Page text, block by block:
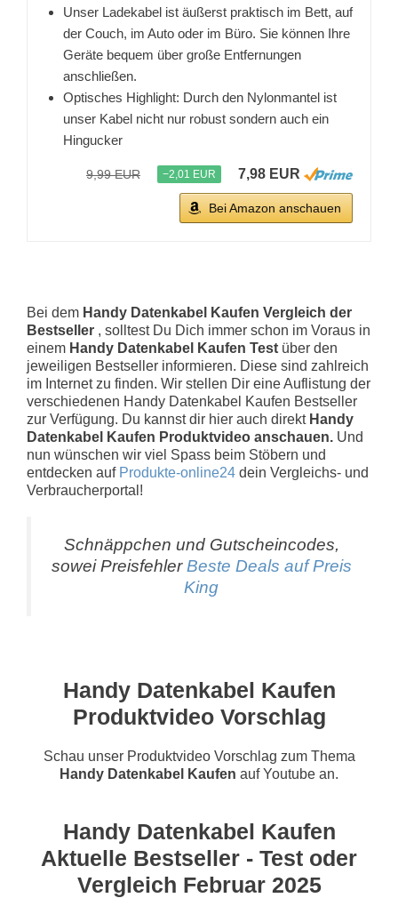
Unser Ladekabel ist äußerst praktisch im Bett, auf
der Couch, im Auto oder im Büro. Sie können Ihre
Geräte bequem über große Entfernungen
anschließen.
Optisches Highlight: Durch den Nylonmantel ist
unser Kabel nicht nur robust sondern auch ein
Hingucker
9,99 EUR −2,01 EUR 7,98 EUR
Bei Amazon anschauen
Bei dem Handy Datenkabel Kaufen Vergleich der
Bestseller , solltest Du Dich immer schon im Voraus in
einem Handy Datenkabel Kaufen Test über den
jeweiligen Bestseller informieren. Diese sind zahlreich
im Internet zu finden. Wir stellen Dir eine Auflistung der
verschiedenen Handy Datenkabel Kaufen Bestseller
zur Verfügung. Du kannst dir hier auch direkt Handy
Datenkabel Kaufen Produktvideo anschauen. Und
nun wünschen wir viel Spass beim Stöbern und
entdecken auf Produkte-online24 dein Vergleichs- und
Verbraucherportal!
Schnäppchen und Gutscheincodes,
sowei Preisfehler Beste Deals auf Preis
King
Handy Datenkabel Kaufen
Produktvideo Vorschlag
Schau unser Produktvideo Vorschlag zum Thema
Handy Datenkabel Kaufen auf Youtube an.
Handy Datenkabel Kaufen
Aktuelle Bestseller - Test oder
Vergleich Februar 2025